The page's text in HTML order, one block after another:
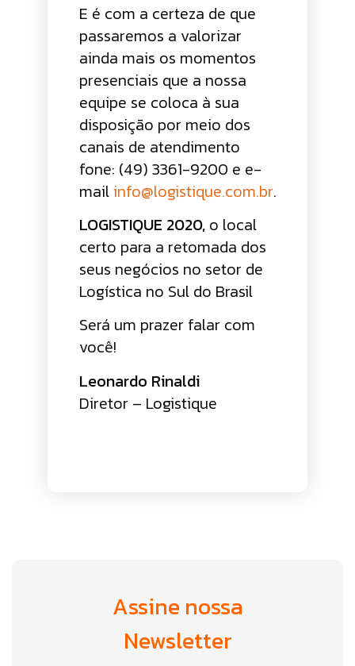
E é com a certeza de que
passaremos a valorizar
ainda mais os momentos
presenciais que a nossa
equipe se coloca à sua
disposição por meio dos
canais de atendimento
fone: (49) 3361-9200 e e-
mailinfo@logistique.com.br.
LOGISTIQUE 2020, o local
certo para a retomada dos
seus negócios no setor de
Logística no Sul do Brasil
Será um prazer falar com
você!
Leonardo Rinaldi
Diretor – Logistique
Assine nossa
Newsletter